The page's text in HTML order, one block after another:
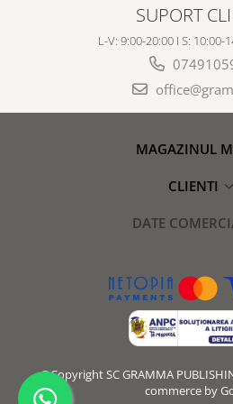
SUPORT
L-V: 9:00-20:00 I S: 10:00-
MAGAZINUL
CLIENTI
DATE
©Copyright SC GRAMMA
commerce by